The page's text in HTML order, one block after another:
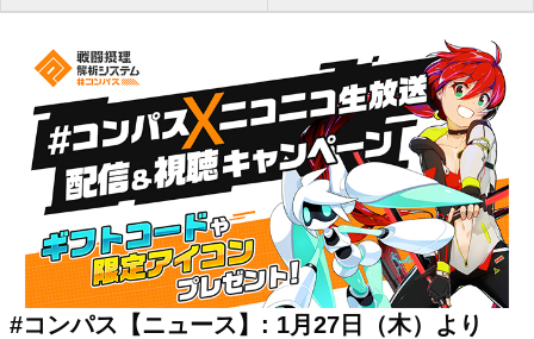
#コンパス【ニュース】: 1月27日（木）より